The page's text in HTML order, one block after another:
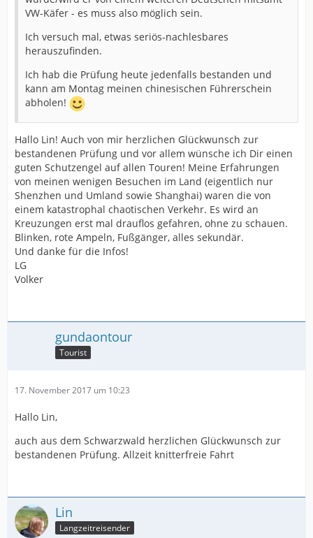
VW-Käfer - es muss also möglich sein.
Ich versuch mal, etwas seriös-nachlesbares
herauszufinden.
Ich hab die Prüfung heute jedenfalls bestanden und
kann am Montag meinen chinesischen Führerschein
abholen!
Hallo Lin! Auch von mir herzlichen Glückwunsch zur
bestandenen Prüfung und vor allem wünsche ich Dir einen
guten Schutzengel auf allen Touren! Meine Erfahrungen
von meinen wenigen Besuchen im Land (eigentlich nur
Shenzhen und Umland sowie Shanghai) waren die von
einem katastrophal chaotischen Verkehr. Es wird an
Kreuzungen erst mal drauflos gefahren, ohne zu schauen.
Blinken, rote Ampeln, Fußgänger, alles sekundär.
Und danke für die Infos!
LG
Volker
gundaontour
Tourist
17. November 2017 um 10:23
Hallo Lin,
auch aus dem Schwarzwald herzlichen Glückwunsch zur
bestandenen Prüfung. Allzeit knitterfreie Fahrt
Lin
Langzeitreisender